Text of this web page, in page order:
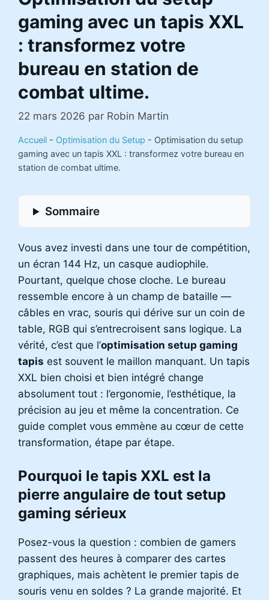
gaming avec un tapis XXL
: transformez votre
bureau en station de
combat ultime.
22 mars 2026 par Robin Martin
Accueil - Optimisation du Setup - Optimisation du setup
gaming avec un tapis XXL : transformez votre bureau en
station de combat ultime.
Sommaire
Vous avez investi dans une tour de compétition,
un écran 144 Hz, un casque audiophile.
Pourtant, quelque chose cloche. Le bureau
ressemble encore à un champ de bataille —
câbles en vrac, souris qui dérive sur un coin de
table, RGB qui s’entrecroisent sans logique. La
vérité, c’est que l’optimisation setup gaming
tapis est souvent le maillon manquant. Un tapis
XXL bien choisi et bien intégré change
absolument tout : l’ergonomie, l’esthétique, la
précision au jeu et même la concentration. Ce
guide complet vous emmène au cœur de cette
transformation, étape par étape.
Pourquoi le tapis XXL est la
pierre angulaire de tout setup
gaming sérieux
Posez-vous la question : combien de gamers
passent des heures à comparer des cartes
graphiques, mais achètent le premier tapis de
souris venu en soldes ? La grande majorité. Et